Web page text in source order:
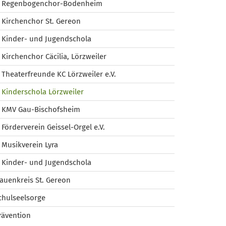
Regenbogenchor-Bodenheim
Kirchenchor St. Gereon
Kinder- und Jugendschola
Kirchenchor Cäcilia, Lörzweiler
Theaterfreunde KC Lörzweiler e.V.
Kinderschola Lörzweiler
KMV Gau-Bischofsheim
Förderverein Geissel-Orgel e.V.
Musikverein Lyra
Kinder- und Jugendschola
St. Gereon